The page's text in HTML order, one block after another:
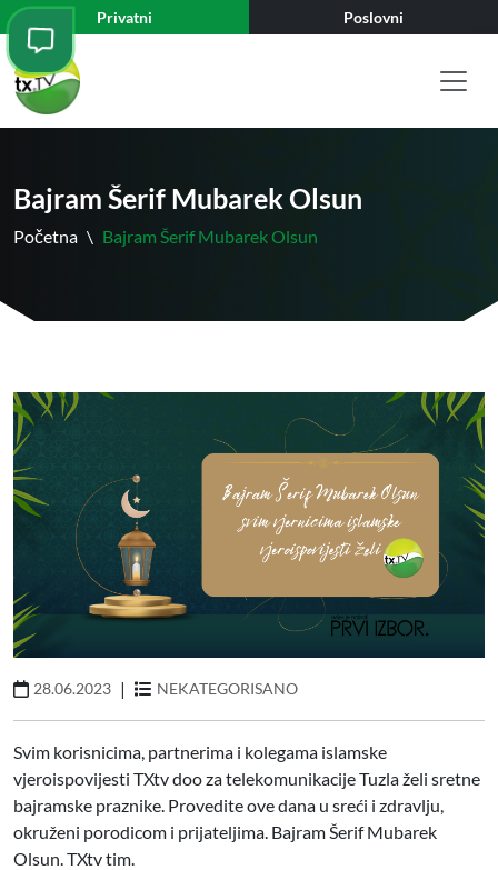
Privatni Poslovni
Bajram Šerif Mubarek Olsun
Početna \ Bajram Šerif Mubarek Olsun
28.06.2023 | NEKATEGORISANO
Svim korisnicima, partnerima i kolegama islamske
vjeroispovijesti TXtv doo za telekomunikacije Tuzla želi sretne
bajramske praznike. Provedite ove dana u sreći i zdravlju,
okruženi porodicom i prijateljima. Bajram Šerif Mubarek
Olsun. TXtv tim.